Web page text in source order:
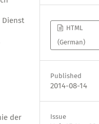
Dienst
der
HTML
(German)
Published
2014-08-14
Issue